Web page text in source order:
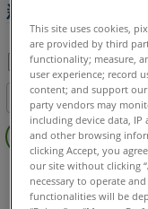
新BuildIT
PDF
と
し
て
目次
ッ
BuildIT
This site uses cookies,
are provided by third
functionality; measure,
user experience; record
content; and support
party vendors may
including device data, IP
and other browsing
clicking Accept, you
our site without clicking
necessary to operate
functionalities will be